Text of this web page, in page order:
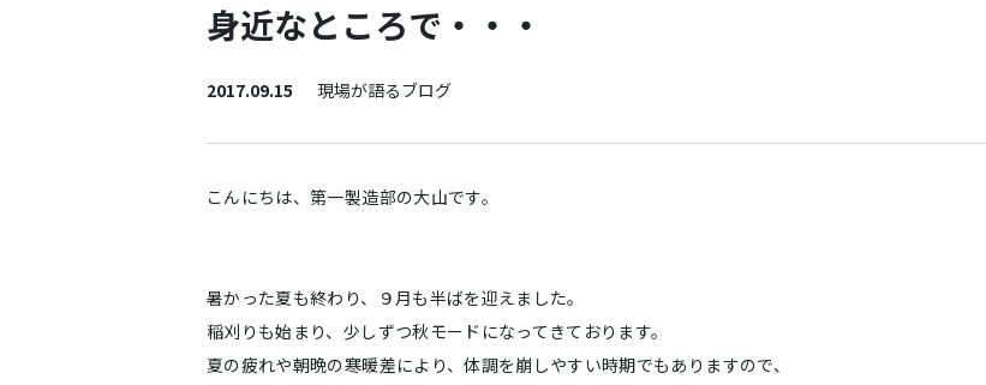
身近なところで・・・
2017.09.15 現場が語るブログ
こんにちは、第一製造部の大山です。
暑かった夏も終わり、９月も半ばを迎えました。
稲刈りも始まり、少しずつ秋モードになってきております。
夏の疲れや朝晩の寒暖差により、体調を崩しやすい時期でもありますので、